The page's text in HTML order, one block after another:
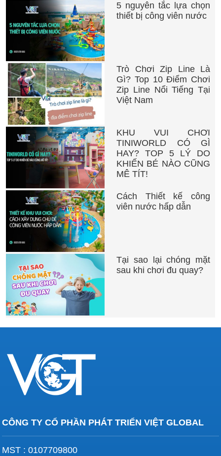
5 nguyên tắc lựa chọn
thiết bị công viên nước
Trò Chơi Zip Line Là
Gì? Top 10 Điểm Chơi
Zip Line Nổi Tiếng Tại
Việt Nam
KHU VUI CHƠI
TINIWORLD CÓ GÌ
HAY? TOP 5 LÝ DO
KHIẾN BÉ NÀO CŨNG
MÊ TÍT!
Cách Thiết kế công
viên nước hấp dẫn
Tại sao lại chóng mặt
sau khi chơi đu quay?
CÔNG TY CỔ PHẦN PHÁT TRIỂN VIỆT GLOBAL
MST : 0107709800